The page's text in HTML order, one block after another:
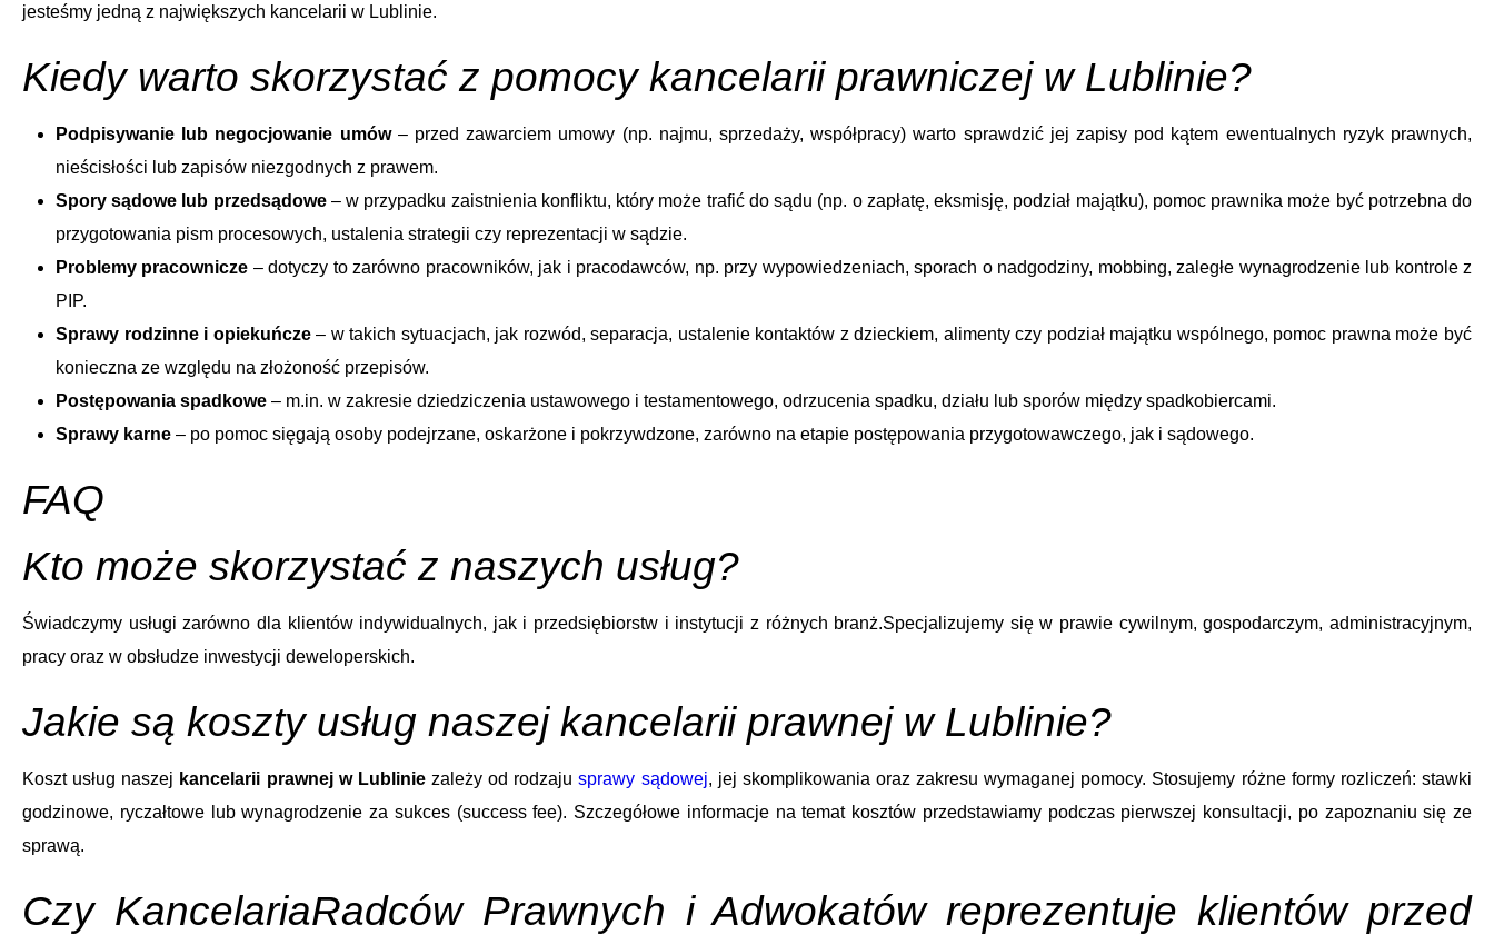
jesteśmy jedną z największych kancelarii w Lublinie.
Kiedy warto skorzystać z pomocy kancelarii prawniczej w Lublinie?
Podpisywanie lub negocjowanie umów– przed zawarciem umowy (np. najmu, sprzedaży, współpracy) warto sprawdzić jej zapisy pod kątem ewentualnych ryzyk prawnych,
nieścisłości lub zapisów niezgodnych z prawem.
Spory sądowe lub przedsądowe– w przypadku zaistnienia konfliktu, który może trafić do sądu (np. o zapłatę, eksmisję, podział majątku), pomoc prawnika może być potrzebna do
przygotowania pism procesowych, ustalenia strategii czy reprezentacji w sądzie.
Problemy pracownicze – dotyczy to zarówno pracowników, jak i pracodawców, np. przy wypowiedzeniach, sporach o nadgodziny, mobbing, zaległe wynagrodzenie lub kontrole z
PIP.
Sprawy rodzinne i opiekuńcze– w takich sytuacjach, jak rozwód, separacja, ustalenie kontaktów z dzieckiem, alimenty czy podział majątku wspólnego, pomoc prawna może być
konieczna ze względu na złożoność przepisów.
Postępowania spadkowe – m.in. w zakresie dziedziczenia ustawowego i testamentowego, odrzucenia spadku, działu lub sporów między spadkobiercami.
Sprawy karne – po pomoc sięgają osoby podejrzane, oskarżone i pokrzywdzone, zarówno na etapie postępowania przygotowawczego, jak i sądowego.
FAQ
Kto może skorzystać z naszych usług?
Świadczymy usługi zarówno dla klientów indywidualnych, jak i przedsiębiorstw i instytucji z różnych branż.Specjalizujemy się w prawie cywilnym, gospodarczym, administracyjnym,
pracy oraz w obsłudze inwestycji deweloperskich.
Jakie są koszty usług naszej kancelarii prawnej w Lublinie?
Koszt usług naszej kancelarii prawnej w Lubliniezależy od rodzajusprawy sądowej, jej skomplikowania oraz zakresu wymaganej pomocy. Stosujemy różne formy rozliczeń: stawki
godzinowe, ryczałtowe lub wynagrodzenie za sukces (success fee). Szczegółowe informacje na temat kosztów przedstawiamy podczas pierwszej konsultacji, po zapoznaniu się ze
sprawą.
Czy KancelariaRadców Prawnych i Adwokatów reprezentuje klientów przed